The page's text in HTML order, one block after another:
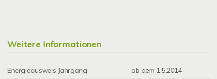
Weitere Informationen
Energieausweis Jahrgang ab dem 1.5.2014